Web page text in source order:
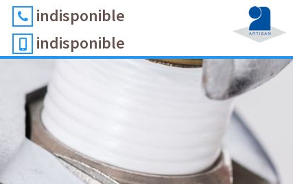
indisponible
indisponible